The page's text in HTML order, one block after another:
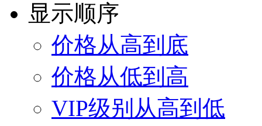
显示顺序
价格从高到底
价格从低到高
VIP级别从高到低